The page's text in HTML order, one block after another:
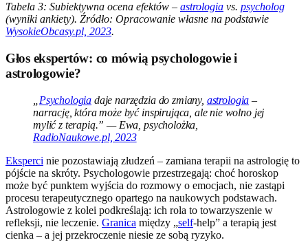
Tabela 3: Subiektywna ocena efektów – astrologia vs. psycholog
(wyniki ankiety). Źródło: Opracowanie własne na podstawie
WysokieObcasy.pl, 2023.
Głos ekspertów: co mówią psychologowie i
astrologowie?
Psychologia daje narzędzia do zmiany, astrologia –
narrację, która może być inspirująca, ale nie wolno jej
mylić z terapią.” — Ewa, psycholożka,
RadioNaukowe.pl, 2023
Eksperci nie pozostawiają złudzeń – zamiana terapii na astrologię to
pójście na skróty. Psychologowie przestrzegają: choć horoskop
może być punktem wyjścia do rozmowy o emocjach, nie zastąpi
procesu terapeutycznego opartego na naukowych podstawach.
Astrologowie z kolei podkreślają: ich rola to towarzyszenie w
refleksji, nie leczenie. Granica między „self-help” a terapią jest
cienka – a jej przekroczenie niesie ze sobą ryzyko.